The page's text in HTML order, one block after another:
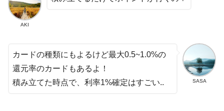
AKI
SASA
カードの種類にもよるけど最大0.5~1.0%の
還元率のカードもあるよ！
積み立てた時点で、利率1%確定はすごい..